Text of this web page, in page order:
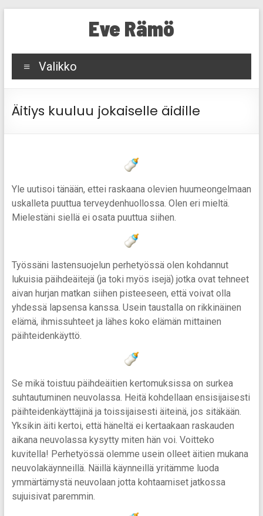
Eve Rämö
Valikko
Äitiys kuuluu jokaiselle äidille
Yle uutisoi tänään, ettei raskaana olevien huumeongelmaan
uskalleta puuttua terveydenhuollossa. Olen eri mieltä.
Mielestäni siellä ei osata puuttua siihen.
Työssäni lastensuojelun perhetyössä olen kohdannut
lukuisia päihdeäitejä (ja toki myös isejä) jotka ovat tehneet
aivan hurjan matkan siihen pisteeseen, että voivat olla
yhdessä lapsensa kanssa. Usein taustalla on rikkinäinen
elämä, ihmissuhteet ja lähes koko elämän mittainen
päihteidenkäyttö.
Se mikä toistuu päihdeäitien kertomuksissa on surkea
suhtautuminen neuvolassa. Heitä kohdellaan ensisijaisesti
päihteidenkäyttäjinä ja toissijaisesti äiteinä, jos sitäkään.
Yksikin äiti kertoi, että häneltä ei kertaakaan raskauden
aikana neuvolassa kysytty miten hän voi. Voitteko
kuvitella! Perhetyössä olemme usein olleet äitien mukana
neuvolakäynneillä. Näillä käynneillä yritämme luoda
ymmärtämystä neuvolaan jotta kohtaamiset jatkossa
sujuisivat paremmin.